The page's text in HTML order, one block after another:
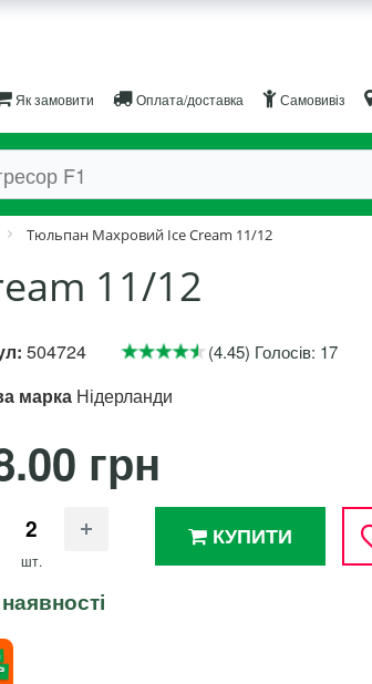
Як замовити Оплата/доставка Самовивіз
Тюльпан Махровий Ice Cream 11/12
11/12
504724 (4.45) Голосів: 17
марка Нідерланди
грн
шт.
КУПИТИ